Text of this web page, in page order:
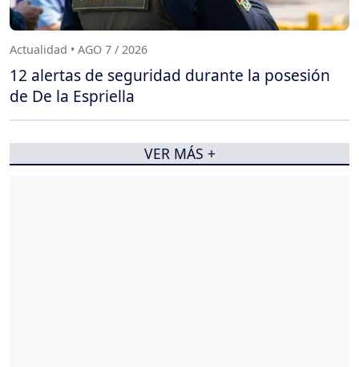
Actualidad • AGO 7 / 2026
12 alertas de seguridad durante la posesión
de De la Espriella
VER MÁS +